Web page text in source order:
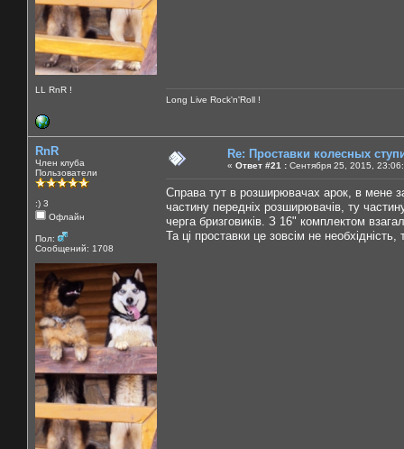
LL RnR !
Long Live Rock'n'Roll !
RnR
Член клуба
Пользователи
:) 3
Офлайн
Пол:
Сообщений: 1708
Re: Проставки колесных
« Ответ #21 : Сентября 25, 2015,
Справа тут в розширювачах арок, в мене
частину передніх розширювачів, ту
черга бризговиків. З 16" комплектом
Та ці проставки це зовсім не